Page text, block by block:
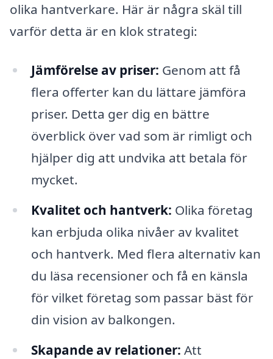
olika hantverkare. Här är några skäl till
varför detta är en klok strategi:
Jämförelse av priser: Genom att få
flera offerter kan du lättare jämföra
priser. Detta ger dig en bättre
överblick över vad som är rimligt och
hjälper dig att undvika att betala för
mycket.
Kvalitet och hantverk: Olika företag
kan erbjuda olika nivåer av kvalitet
och hantverk. Med flera alternativ kan
du läsa recensioner och få en känsla
för vilket företag som passar bäst för
din vision av balkongen.
Skapande av relationer: Att